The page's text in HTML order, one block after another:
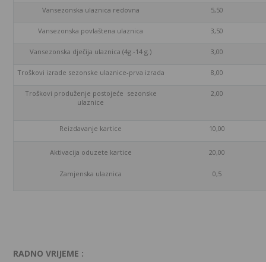
Vansezonska ulaznica redovna 5,50
Vansezonska povlaštena ulaznica 3,50
Vansezonska dječija ulaznica (4g.-14 g.) 3,00
Troškovi izrade sezonske ulaznice-prva izrada 8,00
Troškovi produženje postojeće sezonske
ulaznice
2,00
Reizdavanje kartice 10,00
Aktivacija oduzete kartice
Zamjenska ulaznica
20,00
0,5
RADNO VRIJEME :